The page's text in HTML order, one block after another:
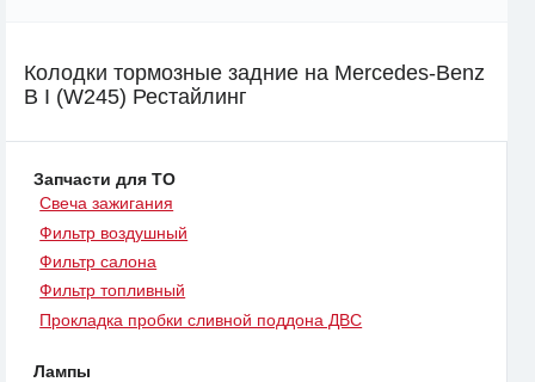
Колодки тормозные задние на Mercedes-Benz
B I (W245) Рестайлинг
Запчасти для ТО
Свеча зажигания
Фильтр воздушный
Фильтр салона
Фильтр топливный
Прокладка пробки сливной поддона ДВС
Лампы